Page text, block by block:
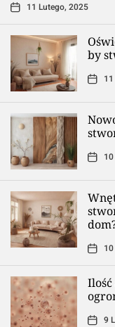
11 Lutego, 2025
by
9